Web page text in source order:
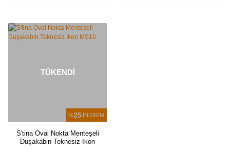
%25 İNDİRİM
TÜKENDİ
S'tina Oval Nokta Menteşeli
Duşakabin Teknesiz Ikon